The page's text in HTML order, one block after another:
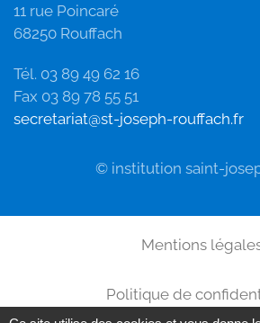
11 rue Poincaré
68250 Rouffach
Tél. 03 89 49 62 16
Fax 03 89 78 55 51
secretariat@st-joseph-rouffach.fr
© institution saint-
Mentions
Politique de